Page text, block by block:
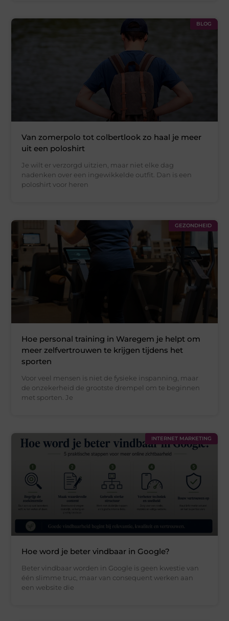
BLOG
Van zomerpolo tot colbertlook zo haal je meer
uit een poloshirt
Je wilt er verzorgd uitzien, maar niet elke dag
nadenken over een ingewikkelde outfit. Dan is een
poloshirt voor heren
GEZONDHEID
Hoe personal training in Waregem je helpt om
meer zelfvertrouwen te krijgen tijdens het
sporten
Voor veel mensen is niet de fysieke inspanning, maar
de onzekerheid de grootste drempel om te beginnen
met sporten. Je
INTERNET MARKETING
Hoe word je beter vindbaar in Google?
Beter vindbaar worden in Google is geen kwestie van
één slimme truc, maar van consequent werken aan
een website die